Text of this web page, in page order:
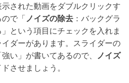
された動画をダブルクリックす
で「 ノイズの除去 ：バックグラ
という項目にチェックを入れま
ダーがあります。スライダーの
い」が書いてあるので、
ノイズ
させましょう。